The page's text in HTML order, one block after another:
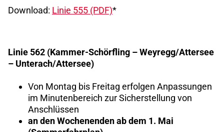
Download: Linie 555 (PDF)*
Linie 562 (Kammer-Schörfling – Weyregg/Attersee
– Unterach/Attersee)
Von Montag bis Freitag erfolgen Anpassungen
im Minutenbereich zur Sicherstellung von
Anschlüssen
an den Wochenenden ab dem 1. Mai